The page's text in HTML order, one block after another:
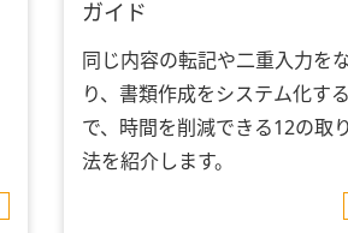
ガイド
同じ内容の転記や二重入力を
り、書類作成をシステム化す
で、時間を削減できる12の取
法を紹介します。